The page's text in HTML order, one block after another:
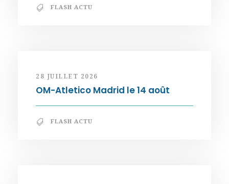
FLASH ACTU
28 JUILLET 2026
OM-Atletico Madrid le 14 août
FLASH ACTU